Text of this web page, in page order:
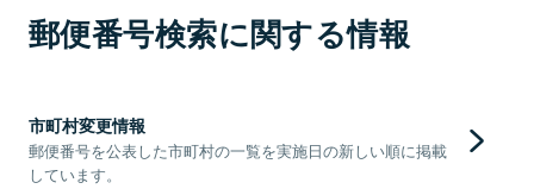
郵便番号検索に関する情報
市町村変更情報
郵便番号を公表した市町村の一覧を実施日の新しい順に掲載
しています。